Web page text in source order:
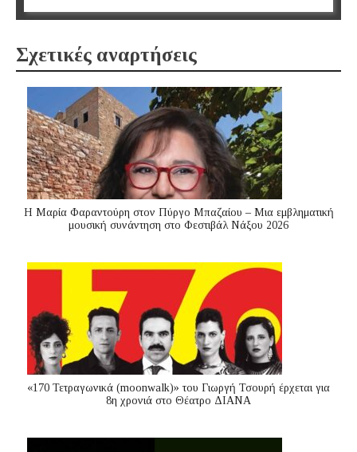
Σχετικές αναρτήσεις
Η Μαρία Φαραντούρη στον Πύργο Μπαζαίου – Μια εμβληματική
μουσική συνάντηση στο Φεστιβάλ Νάξου 2026
«170 Τετραγωνικά (moonwalk)» του Γιωργή Τσουρή έρχεται για
8η χρονιά στο Θέατρο ΔΙΑΝΑ